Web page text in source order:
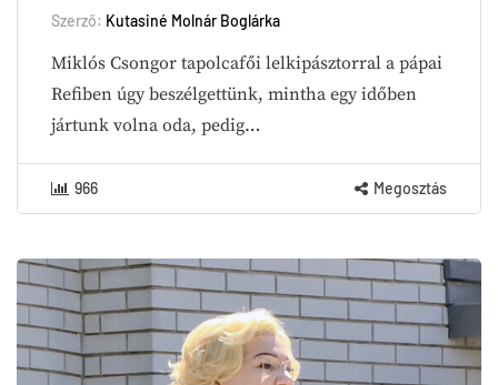
Szerző: Kutasiné Molnár Boglárka
Miklós Csongor tapolcafői lelkipásztorral a pápai
Refiben úgy beszélgettünk, mintha egy időben
jártunk volna oda, pedig…
966 Megosztás